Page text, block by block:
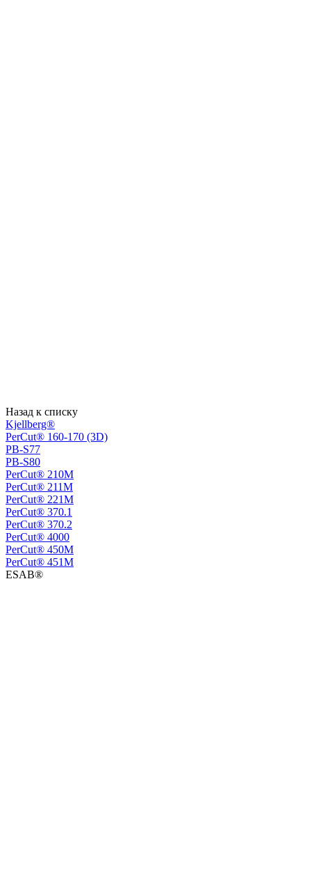
Назад к списку
Kjellberg®
PerCut® 160-170 (3D)
PB-S77
PB-S80
PerСut® 210M
PerСut® 211M
PerСut® 221M
PerСut® 370.1
PerСut® 370.2
PerСut® 4000
PerСut® 450M
PerСut® 451M
ESAB®